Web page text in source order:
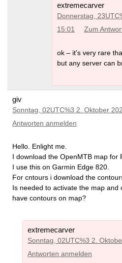
extremecarver
Donnerstag,
15:01
Zum
ok – it’s very rare
but any server can
giv
Sonntag, 02UTC%3 2. Oktober
Antworten anmelden
Hello. Enlight me.
I download the OpenMTB map for
I use this on Garmin Edge 820.
For cntours i download the
Is needed to activate the map and
have contours on map?
extremecarver
Sonntag, 02UTC%3 2.
Antworten anmelden